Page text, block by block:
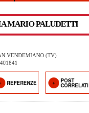
MARIO PALUDETTI
VENDEMIANO (TV)
REFERENZE POST
CORRELATI